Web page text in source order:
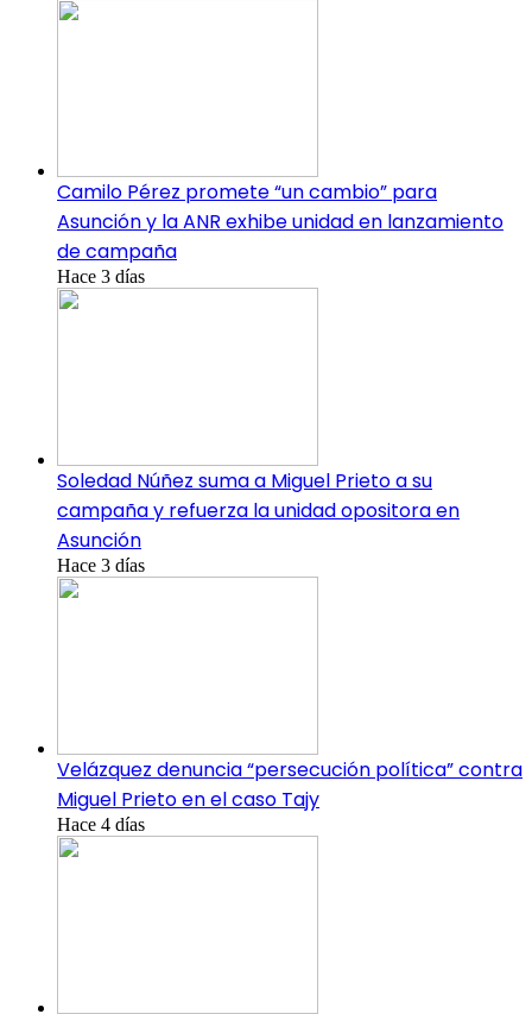
Camilo Pérez promete “un cambio” para
Asunción y la ANR exhibe unidad en lanzamiento
de campaña
Hace 3 días
Soledad Núñez suma a Miguel Prieto a su
campaña y refuerza la unidad opositora en
Asunción
Hace 3 días
Velázquez denuncia “persecución política” contra
Miguel Prieto en el caso Tajy
Hace 4 días